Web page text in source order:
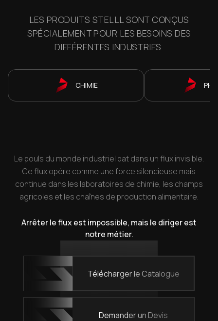
LES PRODUITS STELLL SONT CONÇUS
SPÉCIALEMENT POUR LES BESOINS DES
DIFFÉRENTES INDUSTRIES.
CHIMIE
Le pouls du monde industriel bat dans un flux invisible.
Ce flux opère comme une force silencieuse mais
continue dans les laboratoires de chimie, les champs
agricoles et les chaînes de production alimentaire.
Arrêter le flux est impossible, mais le diriger est
notre métier.
Télécharger le Catalogue
Demander un Devis